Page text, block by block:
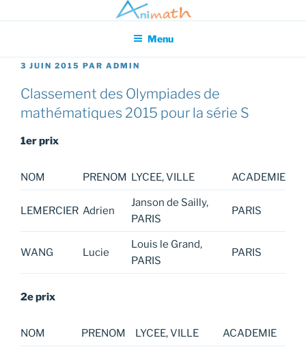
au
principal
Association pour l'Animation en Mathématiques
Menu
PUBLIÉ
3 JUIN 2015 PAR ADMIN
Classement des Olympiades de
mathématiques 2015 pour la série S
1er prix
NOM PRENOM LYCEE, VILLE ACADEMIE
LEMERCIER Adrien
Janson de Sailly,
PARIS
PARIS
WANG Lucie
Louis le Grand,
PARIS
PARIS
2e prix
NOM PRENOM LYCEE, VILLE ACADEMIE